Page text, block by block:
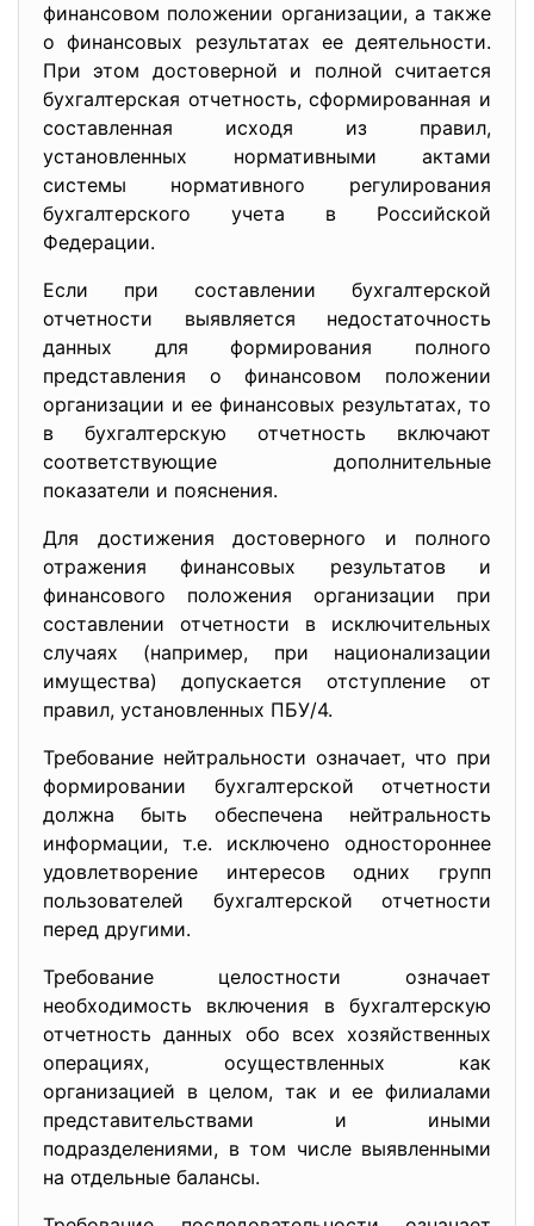
финансовом положении организации, а также
о финансовых результатах ее деятельности.
При этом достоверной и полной считается
бухгалтерская отчетность, сформированная и
составленная исходя из правил,
установленных нормативными актами
системы нормативного регулирования
бухгалтерского учета в Российской
Федерации.
Если при составлении бухгалтерской
отчетности выявляется недостаточность
данных для формирования полного
представления о финансовом положении
организации и ее финансовых результатах, то
в бухгалтерскую отчетность включают
соответствующие дополнительные
показатели и пояснения.
Для достижения достоверного и полного
отражения финансовых результатов и
финансового положения организации при
составлении отчетности в исключительных
случаях (например, при национализации
имущества) допускается отступление от
правил, установленных ПБУ/4.
Требование нейтральности означает, что при
формировании бухгалтерской отчетности
должна быть обеспечена нейтральность
информации, т.е. исключено одностороннее
удовлетворение интересов одних групп
пользователей бухгалтерской отчетности
перед другими.
Требование целостности означает
необходимость включения в бухгалтерскую
отчетность данных обо всех хозяйственных
операциях, осуществленных как
организацией в целом, так и ее филиалами
представительствами и иными
подразделениями, в том числе выявленными
на отдельные балансы.